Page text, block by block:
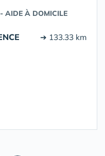
AIDE À DOMICILE
➔ 133.33 km